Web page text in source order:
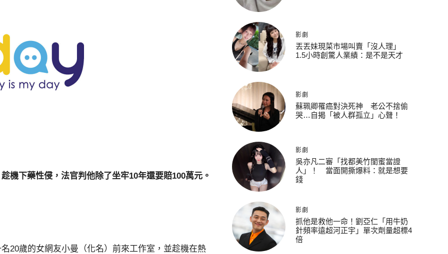
機下藥性侵，法官判他除了坐牢10年還要賠100萬元。
20歲的女網友小曼（化名）前來工作室，並趁機在熱
影劇
丟丟妹現菜市場叫賣「沒人理」
1.5小時創驚人業績：是不是天才
影劇
蘇珮卿罹癌對決死神 老公不捨偷
哭…自揭「被人群孤立」心聲！
影劇
吳亦凡二審「找都美竹閨蜜當證
人」！ 當面開撕爆料：就是想要
錢
影劇
抓他是救他一命！劉亞仁「用牛奶
針頻率遠超河正宇」單次劑量超標4
倍